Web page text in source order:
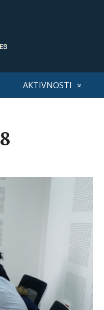
AKTIVNOSTI